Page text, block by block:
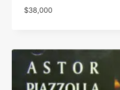
$38,000